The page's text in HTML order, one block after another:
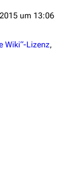
um 13:06
Wiki“-Lizenz,